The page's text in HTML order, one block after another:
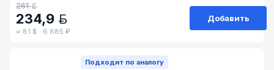
261
234,9
≈ 81 $ · 6 885 ₽
Добавить
Подходит по аналогу